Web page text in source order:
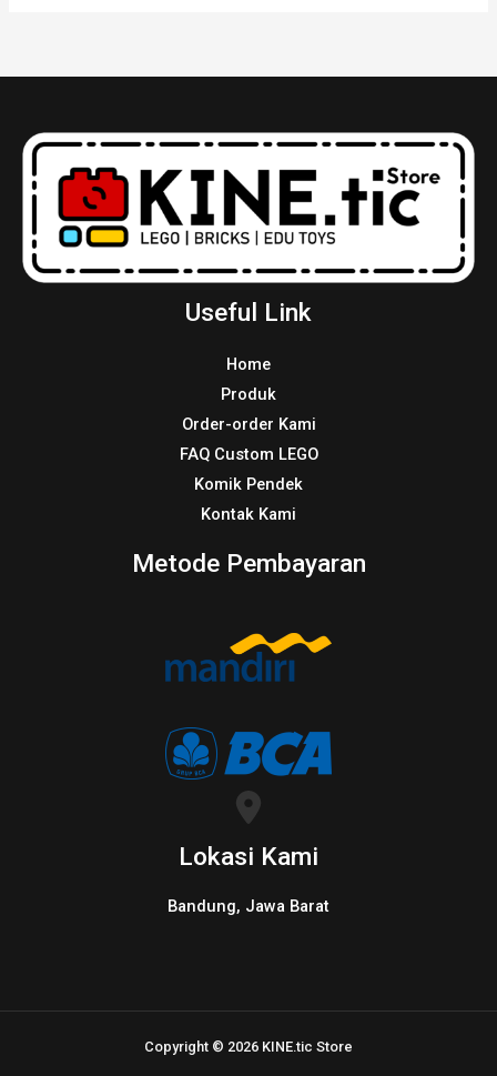
Useful Link
Home
Produk
Order-order Kami
FAQ Custom LEGO
Komik Pendek
Kontak Kami
Metode Pembayaran
Lokasi Kami
Bandung, Jawa Barat
Copyright © 2026 KINE.tic Store